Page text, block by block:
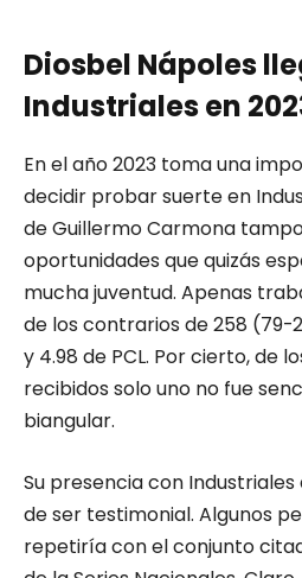
Diosbel Nápoles
Industriales en
En el año 2023 toma una
decidir probar suerte en
de Guillermo Carmona
oportunidades que quizás
mucha juventud. Apenas
de los contrarios de 258 (79-
y 4.98 de PCL. Por cierto, de
recibidos solo uno no fue
biangular.
Su presencia con
de ser testimonial. Algunos
repetiría con el conjunto